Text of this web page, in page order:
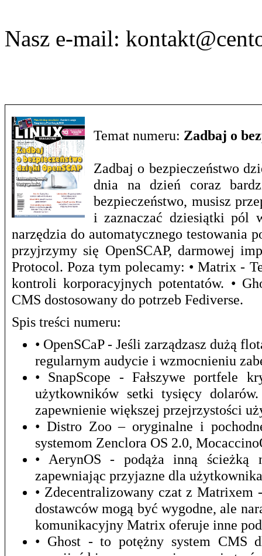
Nasz e-mail:
Temat numeru: Zadbaj o
Zadbaj o bezpieczeństwo
dnia na dzień coraz
bezpieczeństwo, musisz
i zaznaczać dziesiątki pól
narzędzia do automatycznego testowania
przyjrzymy się OpenSCAP, darmowej
Protocol. Poza tym polecamy: • Matrix -
kontroli korporacyjnych potentatów. •
CMS dostosowany do potrzeb Fediverse.
Spis treści numeru:
• OpenSCaP - Jeśli zarządzasz dużą
regularnym audycie i wzmocnieniu
• SnapScope - Fałszywe portfele
użytkowników setki tysięcy
zapewnienie większej przejrzystości
• Distro Zoo – oryginalne i
systemom Zenclora OS 2.0,
• AerynOS - podąża inną ścieżką
zapewniając przyjazne dla
• Zdecentralizowany czat z
dostawców mogą być wygodne, ale
komunikacyjny Matrix oferuje inne
• Ghost - to potężny system CMS